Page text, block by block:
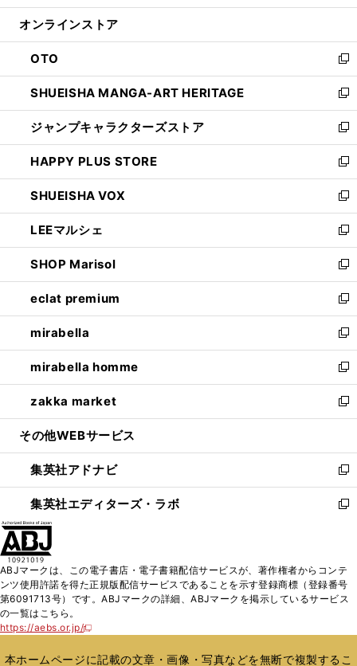
開
ン
ウ
で
開
く
ウ
ン
ド
ウ
で
開
く
オンラインストア
OTO
新
し
い
ウ
ィ
ン
ド
ウ
で
開
く
SHUEISHA MANGA-ART HERITAGE
新
し
い
ウ
ィ
ン
ド
ウ
で
開
く
ジャンプキャラクターズストア
新
し
い
ウ
ィ
ン
ド
ウ
で
開
く
HAPPY PLUS STORE
新
し
い
ウ
ィ
ン
ド
ウ
で
開
く
SHUEISHA VOX
新
し
い
ウ
ィ
ン
ド
ウ
で
開
く
LEEマルシェ
新
し
い
ウ
ィ
ン
ド
ウ
で
開
く
SHOP Marisol
新
し
い
ウ
ィ
ン
ド
ウ
で
開
eclat premium
新
し
い
ウ
ィ
ン
ド
ウ
開
く
mirabella
新
し
い
ウ
ィ
ン
ウ
で
開
く
mirabella homme
新
し
い
ウ
ン
ド
ウ
で
zakka market
新
し
ウ
ィ
ン
ド
く
その他WEBサービス
集英社アドナビ
新
し
い
ド
ウ
で
集英社エディターズ・ラボ
新
ィ
ン
ド
開
ABJマークは、この電子書店・電子書籍配信サービスが、著作権者からコンテ
ンツ使用許諾を得た正規版配信サービスであることを示す登録商標（登録番号
第6091713号）です。ABJマークの詳細、ABJマークを掲示しているサービス
の一覧はこちら。
https://aebs.or.jp/
新
い
本ホームページに記載の文章・画像・写真などを無断で複製するこ